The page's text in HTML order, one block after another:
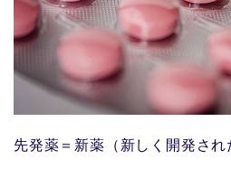
先発薬＝新薬（新しく開発され